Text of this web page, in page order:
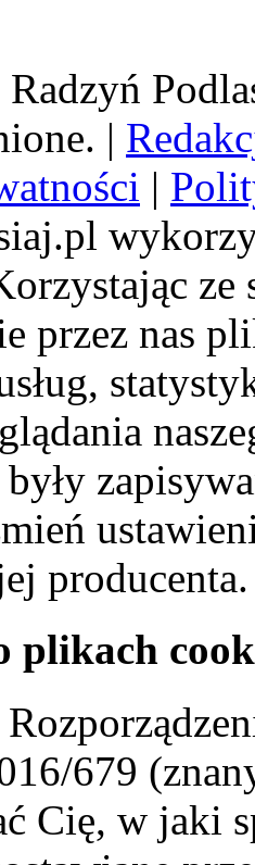
|
|
przez nas
producenta.
plikach
679
Cię, w jaki